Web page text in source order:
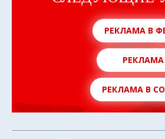
РЕКЛАМА В
РЕКЛАМА
РЕКЛАМА В